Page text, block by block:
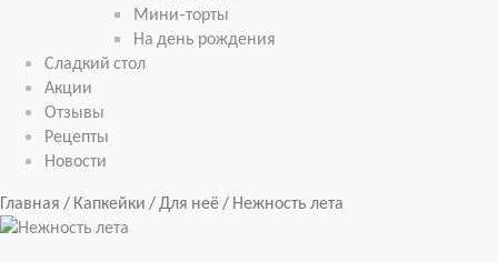
Мини-торты
На день рождения
Сладкий стол
Акции
Отзывы
Рецепты
Новости
Главная / Капкейки / Для неё / Нежность лета